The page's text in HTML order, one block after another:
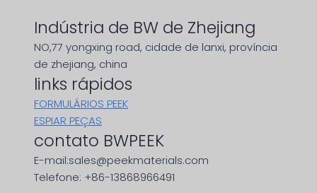
Indústria de BW de Zhejiang
NO,77 yongxing road, cidade de lanxi, província
de zhejiang, china
links rápidos
FORMULÁRIOS PEEK
ESPIAR PEÇAS
contato BWPEEK
E-mail:sales@peekmaterials.com
Telefone: +86-13868966491